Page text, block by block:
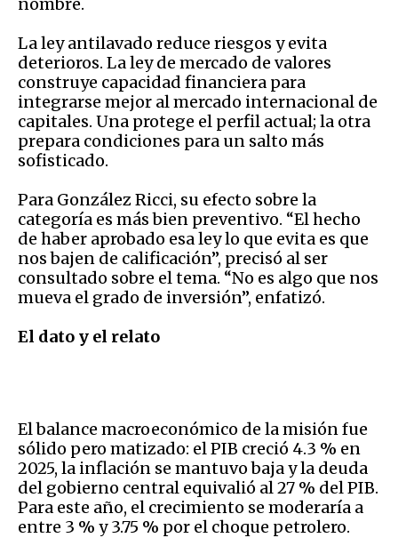
La ley antilavado reduce riesgos y evita
deterioros. La ley de mercado de valores
construye capacidad financiera para
integrarse mejor al mercado internacional de
capitales. Una protege el perfil actual; la otra
prepara condiciones para un salto más
sofisticado.
Para González Ricci, su efecto sobre la
categoría es más bien preventivo. “El hecho
de haber aprobado esa ley lo que evita es que
nos bajen de calificación”, precisó al ser
consultado sobre el tema. “No es algo que nos
mueva el grado de inversión”, enfatizó.
El dato y el relato
El balance macroeconómico de la misión fue
sólido pero matizado: el PIB creció 4.3 % en
2025, la inflación se mantuvo baja y la deuda
del gobierno central equivalió al 27 % del PIB.
Para este año, el crecimiento se moderaría a
entre 3 % y 3.75 % por el choque petrolero.